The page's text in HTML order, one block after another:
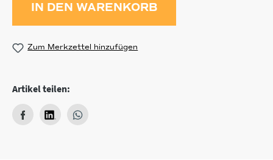
IN DEN WARENKORB
Zum Merkzettel hinzufügen
Artikel teilen: